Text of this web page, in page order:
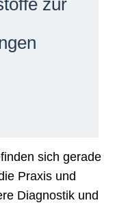
zur
sich gerade
Praxis und
Diagnostik und